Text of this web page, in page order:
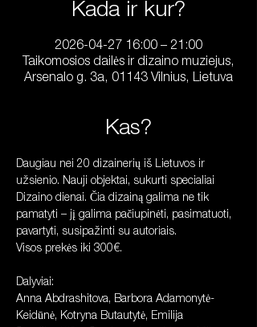
Kada ir kur?
2026-04-27 16:00 – 21:00
Taikomosios dailės ir dizaino muziejus,
Arsenalo g. 3a, 01143 Vilnius, Lietuva
Kas?
Daugiau nei 20 dizainerių iš Lietuvos ir
užsienio. Nauji objektai, sukurti specialiai
Dizaino dienai. Čia dizainą galima ne tik
pamatyti – jį galima pačiupinėti, pasimatuoti,
pavartyti, susipažinti su autoriais.
Visos prekės iki 300€.
Dalyviai:
Anna Abdrashitova, Barbora Adamonytė-
Keidūnė, Kotryna Butautytė, Emilija